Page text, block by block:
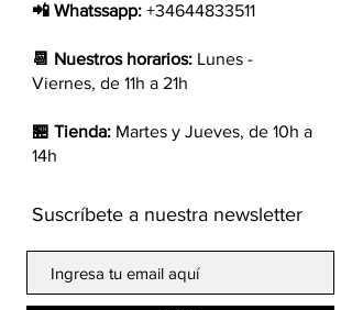
📲 Whatssapp: +34644833511
📆 Nuestros horarios: Lunes -
Viernes, de 11h a 21h
🏪 Tienda: Martes y Jueves, de 10h a
14h
Suscríbete a nuestra newsletter